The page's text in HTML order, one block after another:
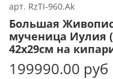
арт. RzTI-960.Ak
Большая
мученица Иулия
42х29см на
199990.00 руб